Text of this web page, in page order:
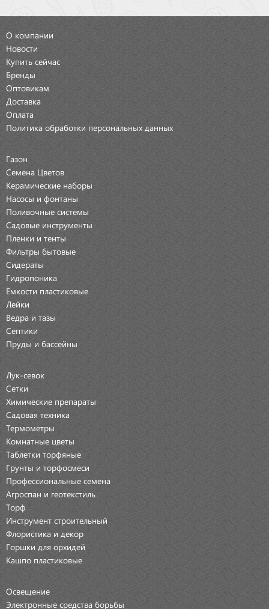
О компании
Новости
Купить сейчас
Бренды
Оптовикам
Доставка
Оплата
Политика обработки персональных данных
Газон
Семена Цветов
Керамические наборы
Насосы и фонтаны
Поливочные системы
Садовые инструменты
Пленки и тенты
Фильтры бытовые
Сидераты
Гидропоника
Емкости пластиковые
Лейки
Ведра и тазы
Септики
Пруды и бассейны
Лук-севок
Сетки
Химические препараты
Садовая техника
Термометры
Комнатные цветы
Таблетки торфяные
Грунты и торфосмеси
Профессиональные семена
Агроспан и геотекстиль
Торф
Инструмент строительный
Флористика и декор
Горшки для орхидей
Кашпо пластиковые
Освещение
Электронные средства борьбы